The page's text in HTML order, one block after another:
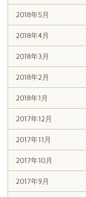
2018年5月
2018年4月
2018年3月
2018年2月
2018年1月
2017年12月
2017年11月
2017年10月
2017年9月